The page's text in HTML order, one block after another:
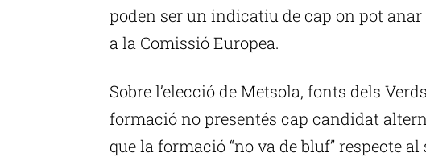
poden ser un indicatiu de cap on pot
a la Comissió Europea.
Sobre l’elecció de Metsola, fonts dels
formació no presentés cap candidat
que la formació “no va de bluf” respecte